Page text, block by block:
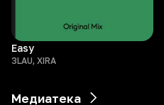
Easy
3LAU, XIRA
Медиатека